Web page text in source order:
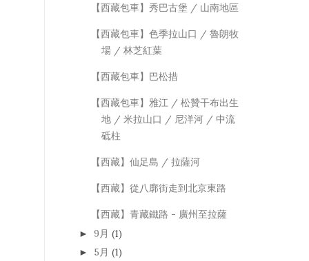
【西藏包車】秀巴古堡 / 山南地區
【西藏包車】色季拉山口 / 魯朗牧
場 / 林芝紅葉
【西藏包車】巴松措
【西藏包車】雅江 / 松贊干布出生
地 / 米拉山口 / 尼洋河 / 中流
砥柱
【西藏】仙足島 / 拉薩河
【西藏】從八廓街走到北京東路
【西藏】青藏鐵路 - 廣州至拉薩
► 9月 (1)
► 5月 (1)